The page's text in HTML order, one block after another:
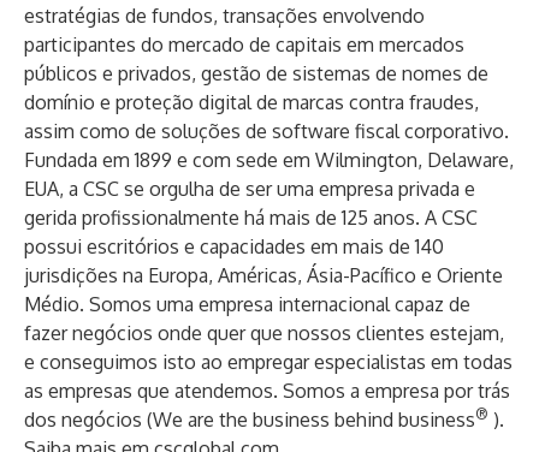
estratégias de fundos, transações envolvendo
participantes do mercado de capitais em mercados
públicos e privados, gestão de sistemas de nomes de
domínio e proteção digital de marcas contra fraudes,
assim como de soluções de software fiscal corporativo.
Fundada em 1899 e com sede em Wilmington, Delaware,
EUA, a CSC se orgulha de ser uma empresa privada e
gerida profissionalmente há mais de 125 anos. A CSC
possui escritórios e capacidades em mais de 140
jurisdições na Europa, Américas, Ásia-Pacífico e Oriente
Médio. Somos uma empresa internacional capaz de
fazer negócios onde quer que nossos clientes estejam,
e conseguimos isto ao empregar especialistas em todas
as empresas que atendemos. Somos a empresa por trás
dos negócios (We are the business behind business® ).